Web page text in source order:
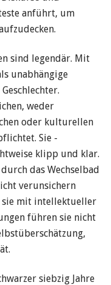
anführt, um
sind legendär. Mit
unabhängige
weder
oder kulturellen
Sie
klipp und klar.
das Wechselbad
verunsichern
sie mit intellektueller
führen sie nicht
siebzig ­Jahre